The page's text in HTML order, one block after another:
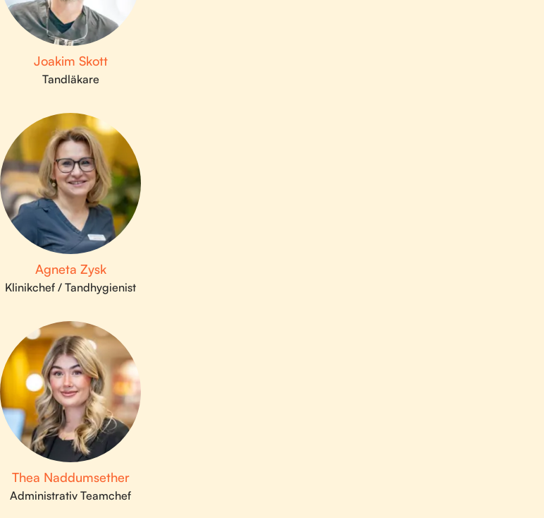
Joakim Skott
Tandläkare
Agneta Zysk
Klinikchef / Tandhygienist
Thea Naddumsether
Administrativ Teamchef